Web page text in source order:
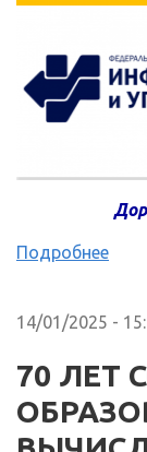
Подробнее
14/01/2025 -
70 ЛЕТ